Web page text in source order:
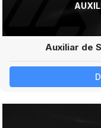
Auxiliar de